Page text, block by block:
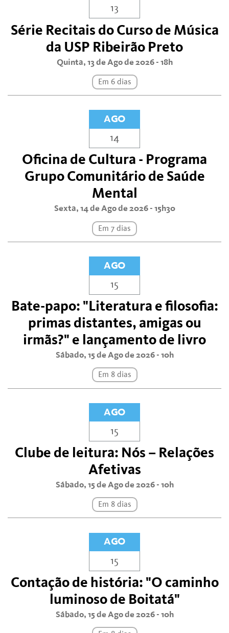
13
Série Recitais do Curso de Música
da USP Ribeirão Preto
Quinta, 13 de Ago de 2026 - 18h
Em 6 dias
AGO
14
Oficina de Cultura - Programa
Grupo Comunitário de Saúde
Mental
Sexta, 14 de Ago de 2026 - 15h30
Em 7 dias
AGO
15
Bate-papo: "Literatura e filosofia:
primas distantes, amigas ou
irmãs?" e lançamento de livro
Sábado, 15 de Ago de 2026 - 10h
Em 8 dias
AGO
15
Clube de leitura: Nós – Relações
Afetivas
Sábado, 15 de Ago de 2026 - 10h
Em 8 dias
AGO
15
Contação de história: "O caminho
luminoso de Boitatá"
Sábado, 15 de Ago de 2026 - 10h